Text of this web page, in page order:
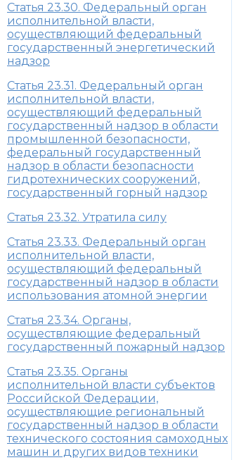
Статья 23.30. Федеральный орган
исполнительной власти,
осуществляющий федеральный
государственный энергетический
надзор
Статья 23.31. Федеральный орган
исполнительной власти,
осуществляющий федеральный
государственный надзор в области
промышленной безопасности,
федеральный государственный
надзор в области безопасности
гидротехнических сооружений,
государственный горный надзор
Статья 23.32. Утратила силу
Статья 23.33. Федеральный орган
исполнительной власти,
осуществляющий федеральный
государственный надзор в области
использования атомной энергии
Статья 23.34. Органы,
осуществляющие федеральный
государственный пожарный надзор
Статья 23.35. Органы
исполнительной власти субъектов
Российской Федерации,
осуществляющие региональный
государственный надзор в области
технического состояния самоходных
машин и других видов техники